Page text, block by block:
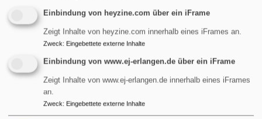
Über Unterstützung freuen wir uns! Wenn Sie bei der
Erstellung im Redaktionsteam, der Betreuung der
Homepage, dem Layouten der Druckversion oder bei der
Verteilung in der Gemeinde mitmachen wollen, melden Sie
sich einfach.
Einbindung von heyzine.com über ein iFrame
Zeigt Inhalte von heyzine.com innerhalb eines iFrames an.
Zweck: Eingebettete externe Inhalte
Einbindung von www.ej-erlangen.de über ein iFrame
Zeigt Inhalte von www.ej-erlangen.de innerhalb eines iFrames
an.
Zweck: Eingebettete externe Inhalte